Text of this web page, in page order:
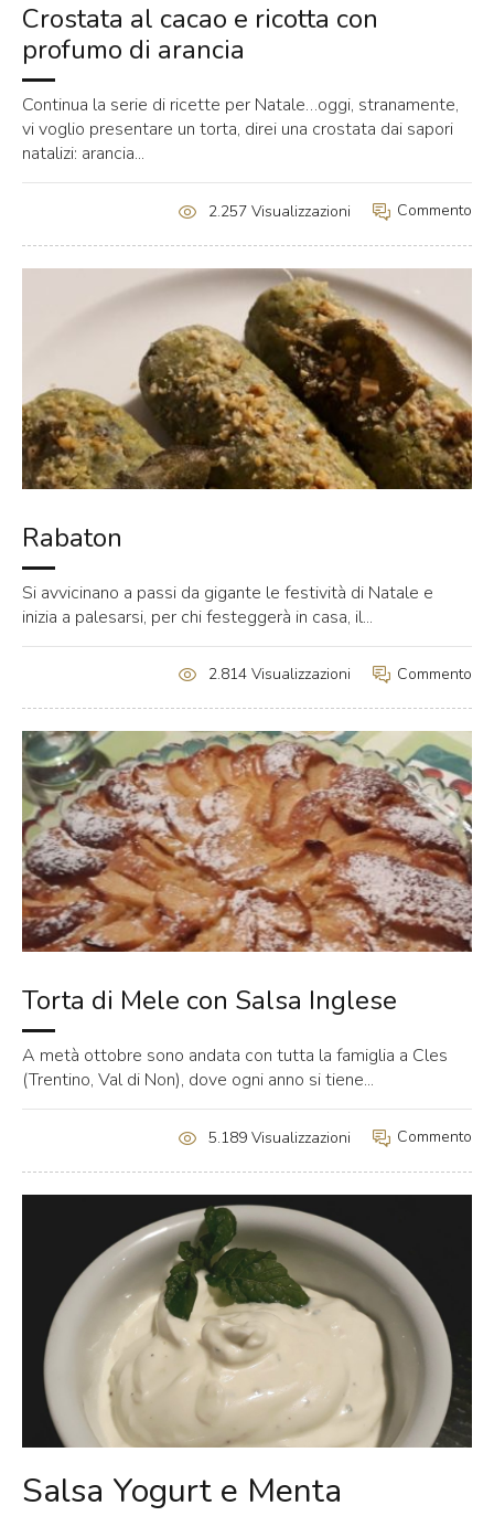
Crostata al cacao e ricotta con
profumo di arancia
Continua la serie di ricette per Natale…oggi, stranamente,
vi voglio presentare un torta, direi una crostata dai sapori
natalizi: arancia...
Commento
2.257 Visualizzazioni
Rabaton
Si avvicinano a passi da gigante le festività di Natale e
inizia a palesarsi, per chi festeggerà in casa, il...
Commento
2.814 Visualizzazioni
Torta di Mele con Salsa Inglese
A metà ottobre sono andata con tutta la famiglia a Cles
(Trentino, Val di Non), dove ogni anno si tiene...
Commento
5.189 Visualizzazioni
Salsa Yogurt e Menta